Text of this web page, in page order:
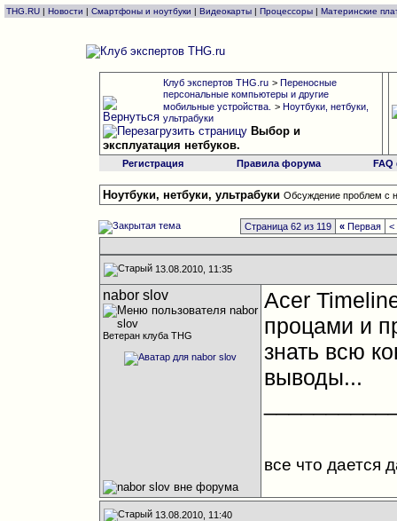
THG.RU | Новости | Смартфоны и ноутбуки | Видеокарты | Процессоры | Материнские
Клуб экспертов THG.ru > Переносные
персональные компьютеры и другие
мобильные устройства. > Ноутбуки, нетбуки,
ультрабуки
Выбор и
эксплуатация нетбуков.
Регистрация Правила форума
Ноутбуки, нетбуки, ультрабуки Обсуждение проблем с
Страница 62 из 119 « Первая <
13.08.2010, 11:35
nabor slov
Ветеран клуба THG
Acer
процами и
знать всю
выводы...
все что дается
13.08.2010, 11:40